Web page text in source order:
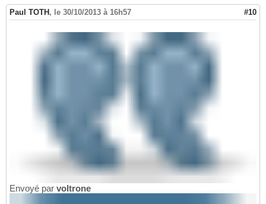
Paul TOTH , le 30/10/2013 à 16h57 #10
Envoyé par voltrone